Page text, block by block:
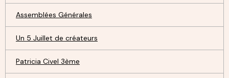
Assemblées Générales
Un 5 Juillet de créateurs
Patricia Civel 3ème